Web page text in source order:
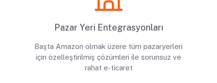
Pazar Yeri Entegrasyonları
Başta Amazon olmak üzere tüm pazaryerleri
için özelleştirilmiş çözümleri ile sorunsuz ve
rahat e-ticaret